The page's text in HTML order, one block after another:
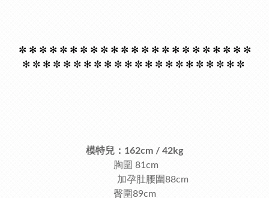
✼ ✻ ✼ ✻ ✼ ✻ ✼ ✻ ✼ ✻ ✼ ✻ ✼ ✻ ✼ ✻ ✼ ✻ ✼ ✻ ✼ ✻ ✼
✻ ✼ ✻ ✼ ✻ ✼ ✻ ✼ ✻ ✼ ✻ ✼ ✻ ✼ ✻ ✼ ✻ ✼ ✻ ✼ ✻ ✼
模特兒： 162cm / 42kg
胸圍 81cm
加孕肚腰圍88cm
臀圍89cm